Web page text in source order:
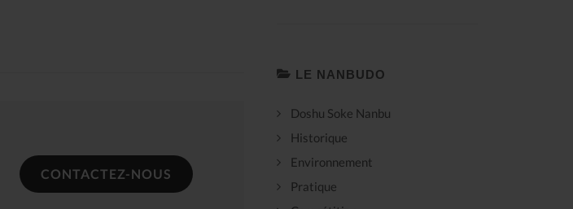
CONTACTEZ-NOUS
LE NANBUDO
Doshu Soke Nanbu
Historique
Environnement
Pratique